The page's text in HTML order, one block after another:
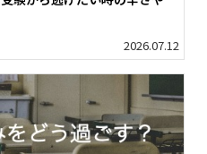
2026.07.12